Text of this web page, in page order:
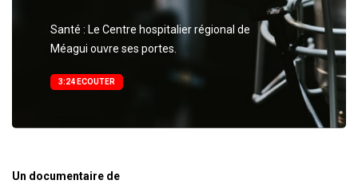
Santé : Le Centre hospitalier régional de
Méagui ouvre ses portes.
3:24 ECOUTER
Un documentaire de